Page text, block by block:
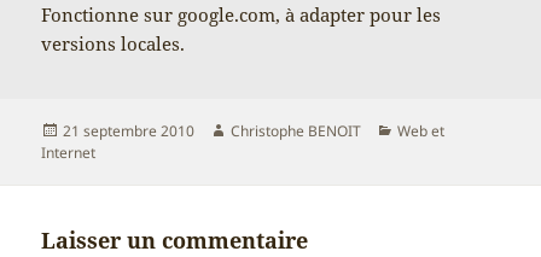
Fonctionne sur google.com, à adapter pour les
versions locales.
Publié
le
21 septembre 2010 Auteur
Christophe BENOIT Catégories
Web et
Internet
Laisser un commentaire